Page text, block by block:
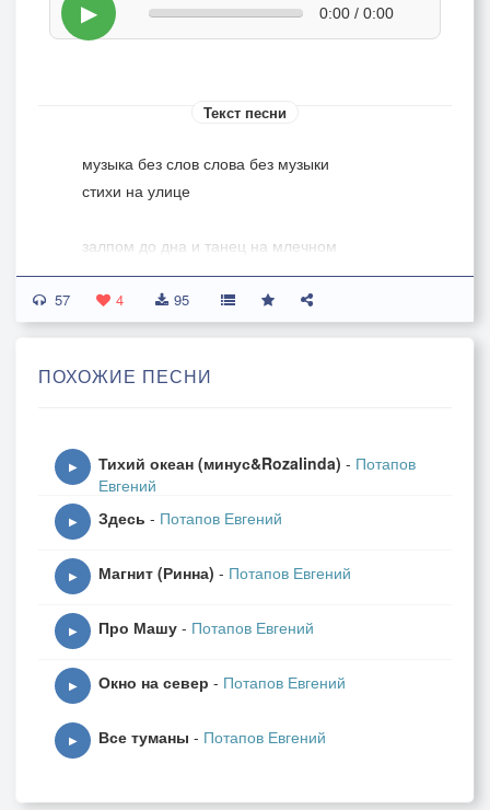
▶ 0:00 / 0:00
Текст песни
музыка без слов слова без музыки
стихи на улице
залпом до дна и танец на млечном
при минус 200
белое и черное черное и белое
этим вечером
Я же вижу что не влюблены
мне не кажется что не влюблены
Как обычно ближе
Не скучай по мне
57 4 95
ПОХОЖИЕ ПЕСНИ
▶ Тихий океан (минус&Rozalinda) - Потапов
Евгений
▶ Здесь - Потапов Евгений
▶ Магнит (Ринна) - Потапов Евгений
▶ Про Машу - Потапов Евгений
▶ Окно на север - Потапов Евгений
▶ Все туманы - Потапов Евгений